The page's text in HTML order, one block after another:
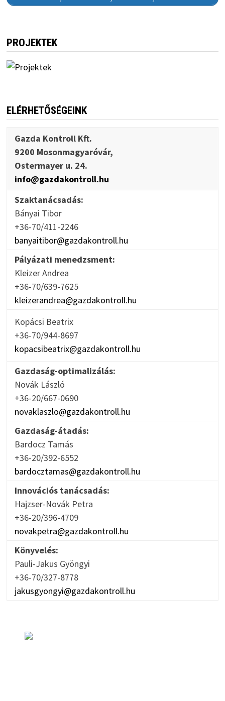
PROJEKTEK
ELÉRHETŐSÉGEINK
Gazda Kontroll Kft.
9200 Mosonmagyaróvár,
Ostermayer u. 24.
info@gazdakontroll.hu
Szaktanácsadás:
Bányai Tibor
+36-70/411-2246
banyaitibor@gazdakontroll.hu
Pályázati menedzsment:
Kleizer Andrea
+36-70/639-7625
kleizerandrea@gazdakontroll.hu
Kopácsi Beatrix
+36-70/944-8697
kopacsibeatrix@gazdakontroll.hu
Gazdaság-optimalizálás:
Novák László
+36-20/667-0690
novaklaszlo@gazdakontroll.hu
Gazdaság-átadás:
Bardocz Tamás
+36-20/392-6552
bardocztamas@gazdakontroll.hu
Innovációs tanácsadás:
Hajzser-Novák Petra
+36-20/396-4709
novakpetra@gazdakontroll.hu
Könyvelés:
Pauli-Jakus Gyöngyi
+36-70/327-8778
jakusgyongyi@gazdakontroll.hu